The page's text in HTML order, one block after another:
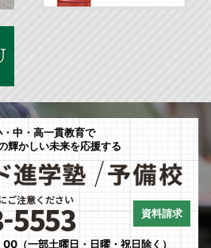
中・高一貫教育で
輝かしい未来を応援する
資料請求
（一部土曜日・日曜・祝日除く）